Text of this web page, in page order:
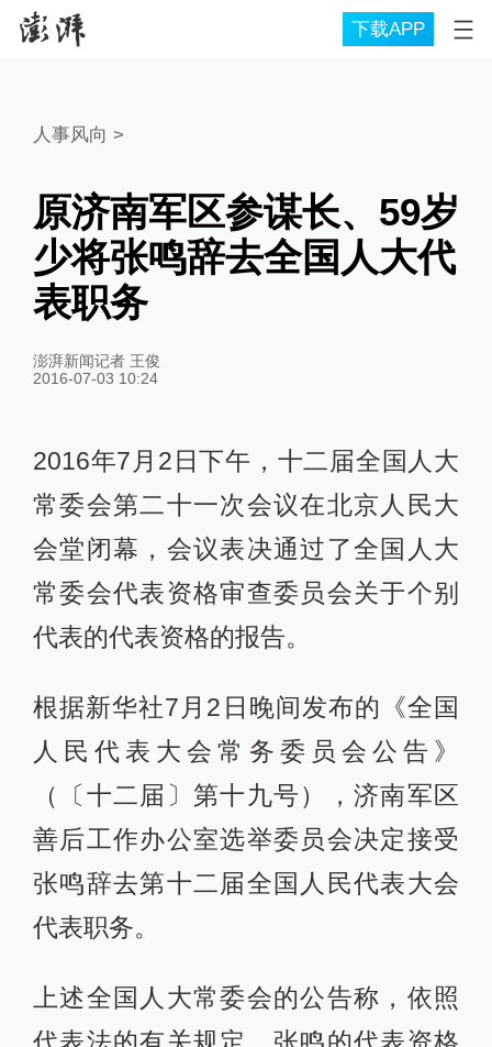
下载APP
人事风向 >
原济南军区参谋长、59岁
少将张鸣辞去全国人大代
表职务
澎湃新闻记者 王俊
2016-07-03 10:24
2016年7月2日下午，十二届全国人大
常委会第二十一次会议在北京人民大
会堂闭幕，会议表决通过了全国人大
常委会代表资格审查委员会关于个别
代表的代表资格的报告。
根据新华社7月2日晚间发布的《全国
人民代表大会常务委员会公告》
（〔十二届〕第十九号），济南军区
善后工作办公室选举委员会决定接受
张鸣辞去第十二届全国人民代表大会
代表职务。
上述全国人大常委会的公告称，依照